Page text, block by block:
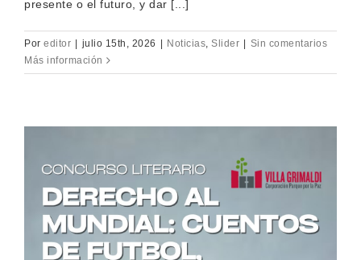
presente o el futuro, y dar [...]
Por editor julio 15th, 2026 Noticias, Slider
Sin comentarios
Más información